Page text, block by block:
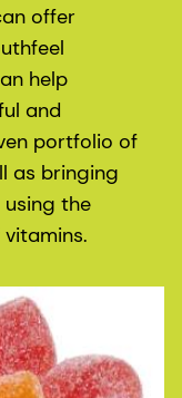
offer
help
and
portfolio of
as bringing
the